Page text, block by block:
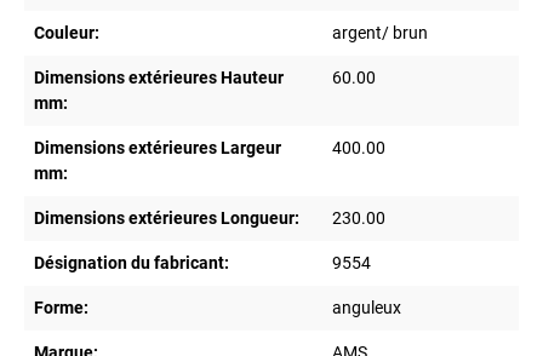
Couleur: argent/ brun
Dimensions extérieures Hauteur
mm:
60.00
Dimensions extérieures Largeur
mm:
400.00
Dimensions extérieures Longueur: 230.00
Désignation du fabricant: 9554
Forme: anguleux